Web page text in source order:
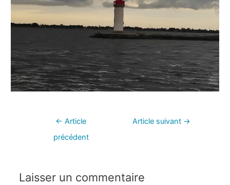
← Article
précédent
Article suivant →
Laisser un commentaire